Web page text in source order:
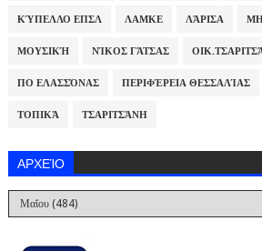
ΚΎΠΕΛΛΟ ΕΠΣΛ ΛΑΜΚΕ ΛΆΡΙΣΑ
ΜΟΥΣΙΚΉ ΝΊΚΟΣ ΓΆΤΣΑΣ
ΠΟ ΕΛΑΣΣΌΝΑΣ ΠΕΡΙΦΈΡΕΙΑ ΘΕΣΣΑΛΊΑΣ
ΤΟΠΙΚΆ ΤΣΑΡΙΤΣΆΝΗ
ΑΡΧΕΊΟ